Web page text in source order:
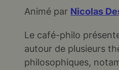
RSS FEED
EMBED
Animé par Nicolas
Le café-philo
autour de plusieurs
philosophiques,